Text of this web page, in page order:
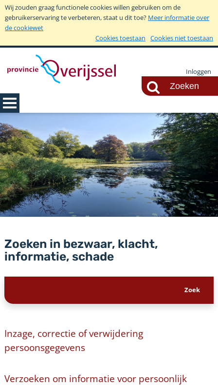
Wij zouden graag functionele cookies willen gebruiken om de
gebruikerservaring te verbeteren, staat u dit toe? Meer informatie over
de cookiewet
Cookies toestaan
Cookies niet toestaan
Inloggen
Zoeken in bezwaar, klacht,
informatie, schade
Inzage, correctie of verwijdering
persoonsgegevens
Verzoeken om informatie voor persoonlijk